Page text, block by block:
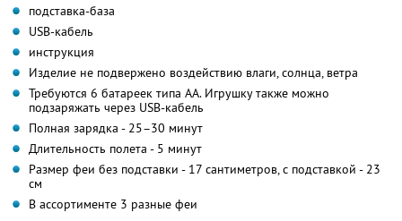
подставка-база
USB-кабель
инструкция
Изделие не подвержено воздействию влаги, солнца, ветра
Требуются 6 батареек типа AA. Игрушку также можно
подзаряжать через USB-кабель
Полная зарядка - 25–30 минут
Длительность полета - 5 минут
Размер феи без подставки - 17 сантиметров, с подставкой - 23
см
В ассортименте 3 разные феи